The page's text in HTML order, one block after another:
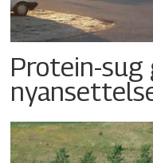
Protein-